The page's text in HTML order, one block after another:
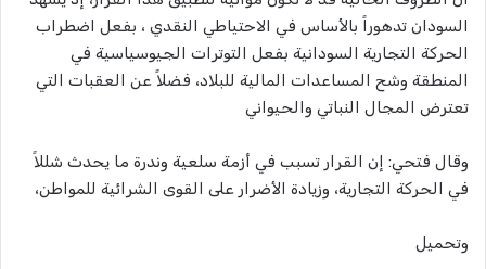
السودان تدهوراً بالأساس في الاحتياطي النقدي ، بفعل اضطراب
الحركة التجارية السودانية بفعل التوترات الجيوسياسية في
المنطقة وشح المساعدات المالية للبلاد، فضلاً عن العقبات التي
تعترض المجال النباتي والحيواني
وقال فتحي: إن القرار تسبب في أزمة سلعية وندرة ما يحدث شللاً
في الحركة التجارية، وزيادة الأضرار على القوى الشرائية للمواطن،
وتحميل